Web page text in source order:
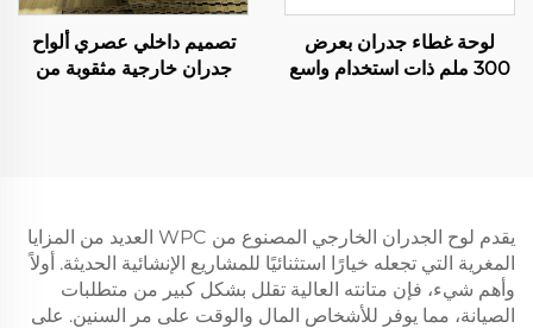
لوحة غطاء جدران بعرض
300 ملم ذات استخدام واسع
تصميم داخلي عصري ألواح
جدران خارجية مثقوبة من
يقدم لوح الجدران الخارجي المصنوع من WPC العديد من المزايا
المغرية التي تجعله خيارًا استثنائيًا للمشاريع الإنشائية الحديثة. أولاً
وأهم شيء، فإن متانته العالية تقلل بشكل كبير من متطلبات
الصيانة، مما يوفر للأشخاص المال والوقت على مر السنين. على